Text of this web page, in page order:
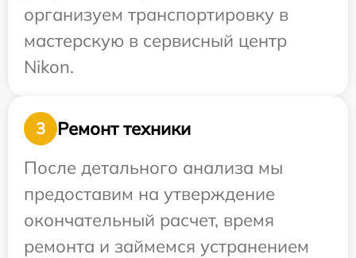
организуем транспортировку в
мастерскую в сервисный центр
Nikon.
3
Ремонт техники
После детального анализа мы
предоставим на утверждение
окончательный расчет, время
ремонта и займемся устранением